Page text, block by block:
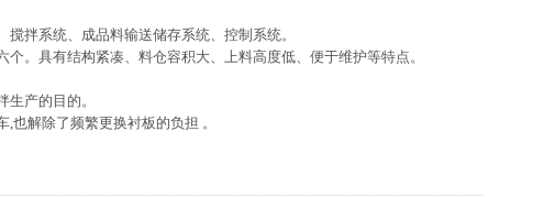
拌系统、成品料输送储存系统、控制系统。
。具有结构紧凑、料仓容积大、上料高度低、便于维护等特点。
产的目的。
解除了频繁更换衬板的负担 。